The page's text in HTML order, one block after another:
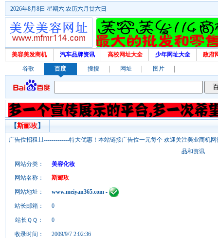
2026年8月8日 星期六 农历六月廿六日
美容美发商机 汽车品牌资讯 高校网址大全 少年网址大全 政府
谷歌 百度 搜搜 网址 图片
【斯郦玫】
广告位招租11-------------特大优惠！本站链接广告位一元每个 欢迎关注美业商机
品和资讯
网站分类：
美容化妆
网站名称：
斯郦玫
网站地址： www.meiyan365.com -
站长邮箱： 0
站长ＱＱ： 0
收录时间： 2009/9/7 2:02:36